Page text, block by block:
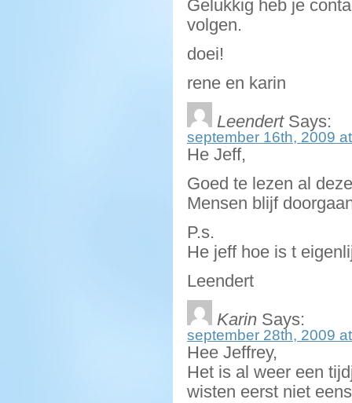
Gelukkig heb je
volgen.
doei!
rene en karin
LeendertSays:
september 16th, 2009
He Jeff,
Goed te lezen al
Mensen blijf
P.s.
He jeff hoe is t
Leendert
Karin Says:
september 28th, 2009
Hee Jeffrey,
Het is al weer een
wisten eerst niet